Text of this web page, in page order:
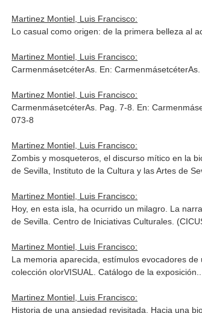
Martinez Montiel, Luis Francisco:
Lo casual como origen: de la primera belleza al
Martinez Montiel, Luis Francisco:
CarmenmásetcéterAs. En: CarmenmásetcéterAs
Martinez Montiel, Luis Francisco:
CarmenmásetcéterAs. Pag. 7-8. En:
073-8
Martinez Montiel, Luis Francisco:
Zombis y mosqueteros, el discurso mítico en la
de Sevilla, Instituto de la Cultura y las Artes de
Martinez Montiel, Luis Francisco:
Hoy, en esta isla, ha ocurrido un milagro. La
de Sevilla. Centro de Iniciativas Culturales.
Martinez Montiel, Luis Francisco:
La memoria aparecida, estímulos evocadores
colección olorVISUAL. Catálogo de la exposición.
Martinez Montiel, Luis Francisco:
Historia de una ansiedad revisitada. Hacia una